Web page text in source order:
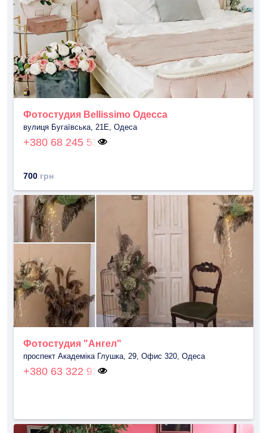
Фотостудия Bellissimo Одесса
вулиця Бугаївська, 21Е, Одеса
+380 68 245 53
700 грн
Фотостудия "Ангел"
проспект Академіка Глушка, 29, Офис 320, Одеса
+380 63 322 93